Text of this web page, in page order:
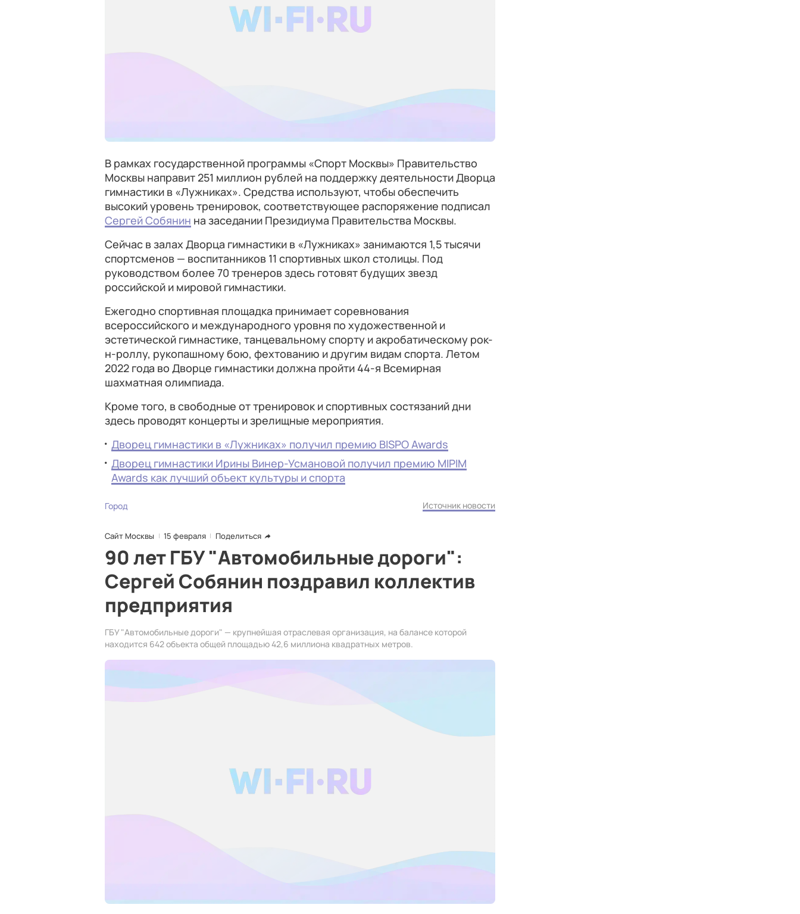
В рамках государственной программы «Спорт Москвы» Правительство
Москвы направит 251 миллион рублей на поддержку деятельности Дворца
гимнастики в «Лужниках». Средства используют, чтобы обеспечить
высокий уровень тренировок, соответствующее распоряжение подписал
Сергей Собянин на заседании Президиума Правительства Москвы.
Сейчас в залах Дворца гимнастики в «Лужниках» занимаются 1,5 тысячи
спортсменов — воспитанников 11 спортивных школ столицы. Под
руководством более 70 тренеров здесь готовят будущих звезд
российской и мировой гимнастики.
Ежегодно спортивная площадка принимает соревнования
всероссийского и международного уровня по художественной и
эстетической гимнастике, танцевальному спорту и акробатическому рок-
н-роллу, рукопашному бою, фехтованию и другим видам спорта. Летом
2022 года во Дворце гимнастики должна пройти 44-я Всемирная
шахматная олимпиада.
Кроме того, в свободные от тренировок и спортивных состязаний дни
здесь проводят концерты и зрелищные мероприятия.
Дворец гимнастики в «Лужниках» получил премию BISPO Awards
Дворец гимнастики Ирины Винер-Усмановой получил премию MIPIM
Awards как лучший объект культуры и спорта
Город Источник новости
Сайт Москвы 15 февраля Поделиться
90 лет ГБУ "Автомобильные дороги":
Сергей Собянин поздравил коллектив
предприятия
ГБУ "Автомобильные дороги" — крупнейшая отраслевая организация, на балансе которой
находится 642 объекта общей площадью 42,6 миллиона квадратных метров.